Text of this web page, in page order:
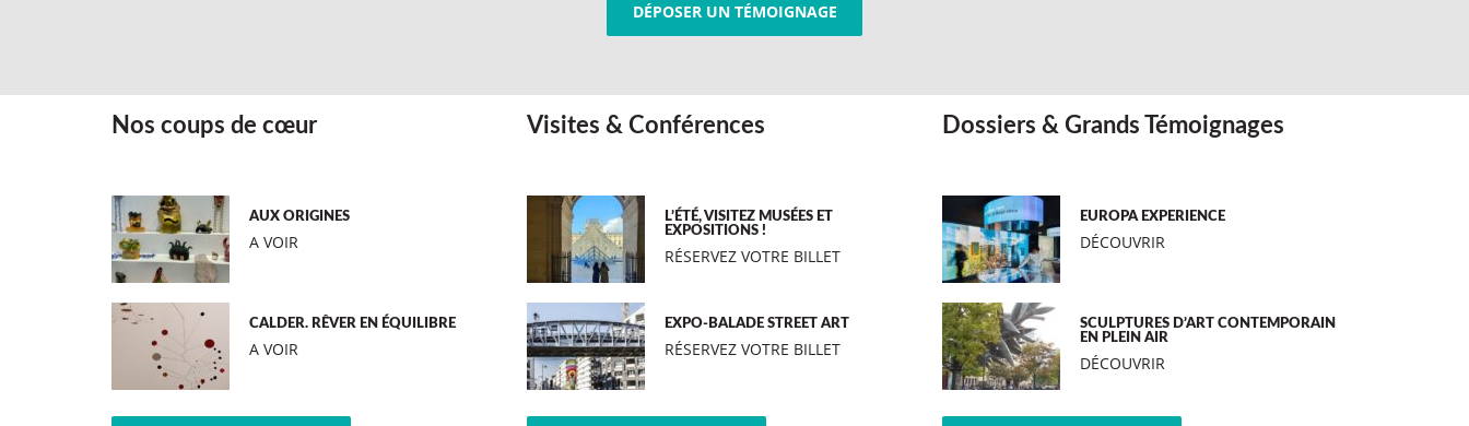
DÉPOSER UN TÉMOIGNAGE
Nos coups de cœur
AUX ORIGINES
A VOIR
CALDER. RÊVER EN ÉQUILIBRE
A VOIR
Visites & Conférences
L’ÉTÉ, VISITEZ MUSÉES ET
EXPOSITIONS !
RÉSERVEZ VOTRE BILLET
EXPO-BALADE STREET ART
RÉSERVEZ VOTRE BILLET
Dossiers & Grands Témoignages
EUROPA EXPERIENCE
DÉCOUVRIR
SCULPTURES D’ART CONTEMPORAIN
EN PLEIN AIR
DÉCOUVRIR